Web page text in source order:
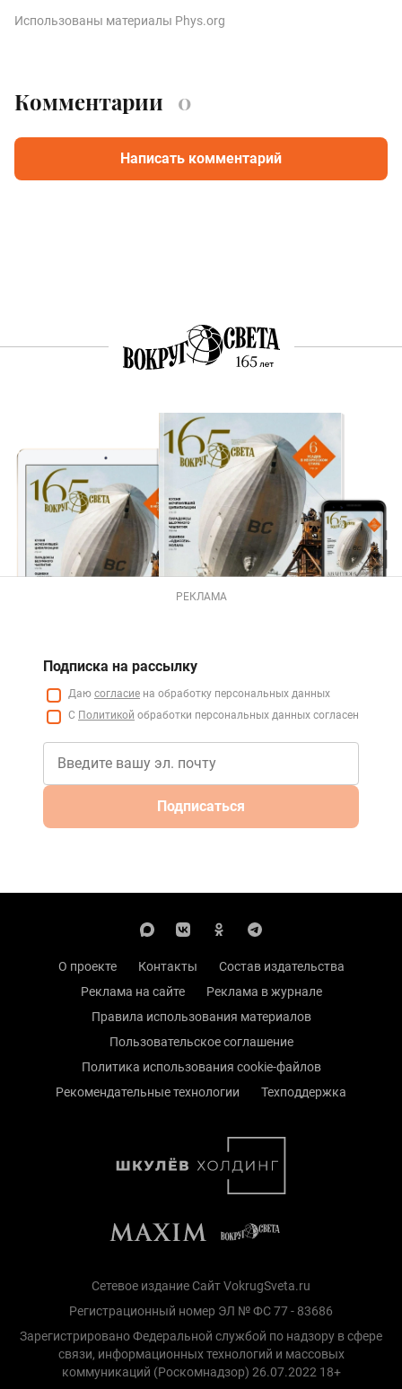
Использованы материалы Phys.org
Комментарии 0
Написать комментарий
РЕКЛАМА
Подписка на рассылку
Даю согласие на обработку персональных данных
С Политикой обработки персональных данных согласен
Подписаться
О проекте Контакты
Состав издательства
Реклама на сайте
Реклама в журнале
Правила использования материалов
Пользовательское соглашение
Политика использования cookie-файлов
Рекомендательные технологии
Техподдержка
Сетевое издание Сайт VokrugSveta.ru
Регистрационный номер ЭЛ № ФС 77 - 83686
Зарегистрировано Федеральной службой по надзору в сфере
связи, информационных технологий и массовых
коммуникаций (Роскомнадзор) 26.07.2022 18+